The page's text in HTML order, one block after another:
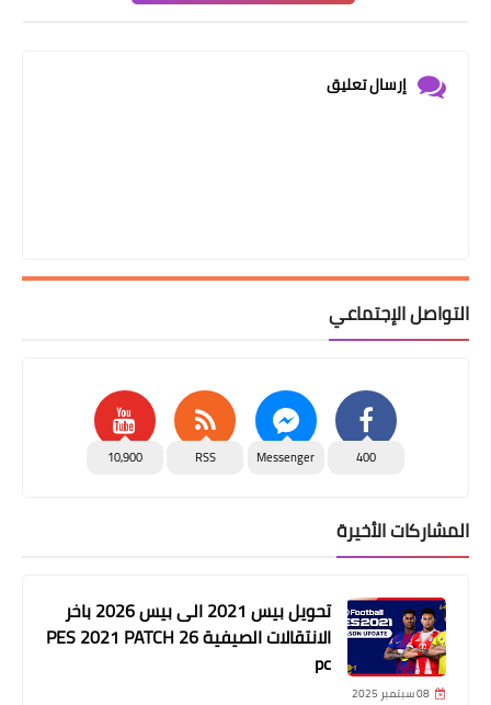
إرسال تعليق
التواصل الإجتماعي
400
Messenger
RSS
10,900
المشاركات الأخيرة
تحويل بيس 2021 الى بيس 2026 باخر
الانتقالات الصيفية PES 2021 PATCH 26
pc
08 سبتمبر 2025